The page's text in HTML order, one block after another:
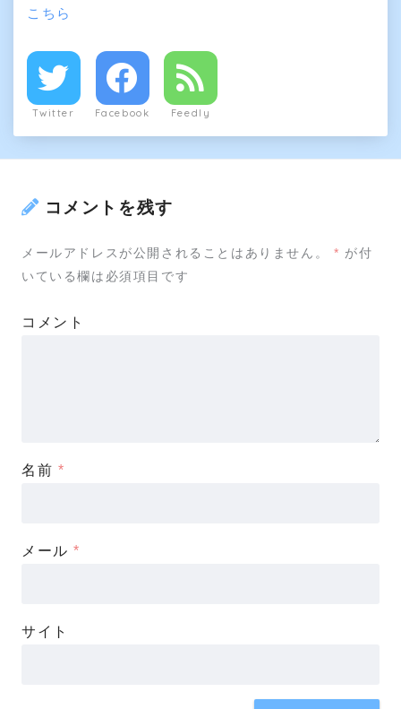
こちら
Twitter Facebook Feedly
コメントを残す
メールアドレスが公開されることはありません。 * が付
いている欄は必須項目です
コメント
名前 *
メール*
サイト